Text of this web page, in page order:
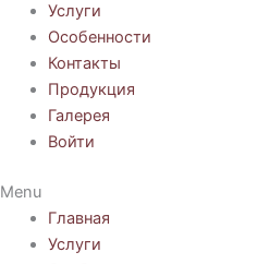
Услуги
Особенности
Контакты
Продукция
Галерея
Войти
Menu
Главная
Услуги